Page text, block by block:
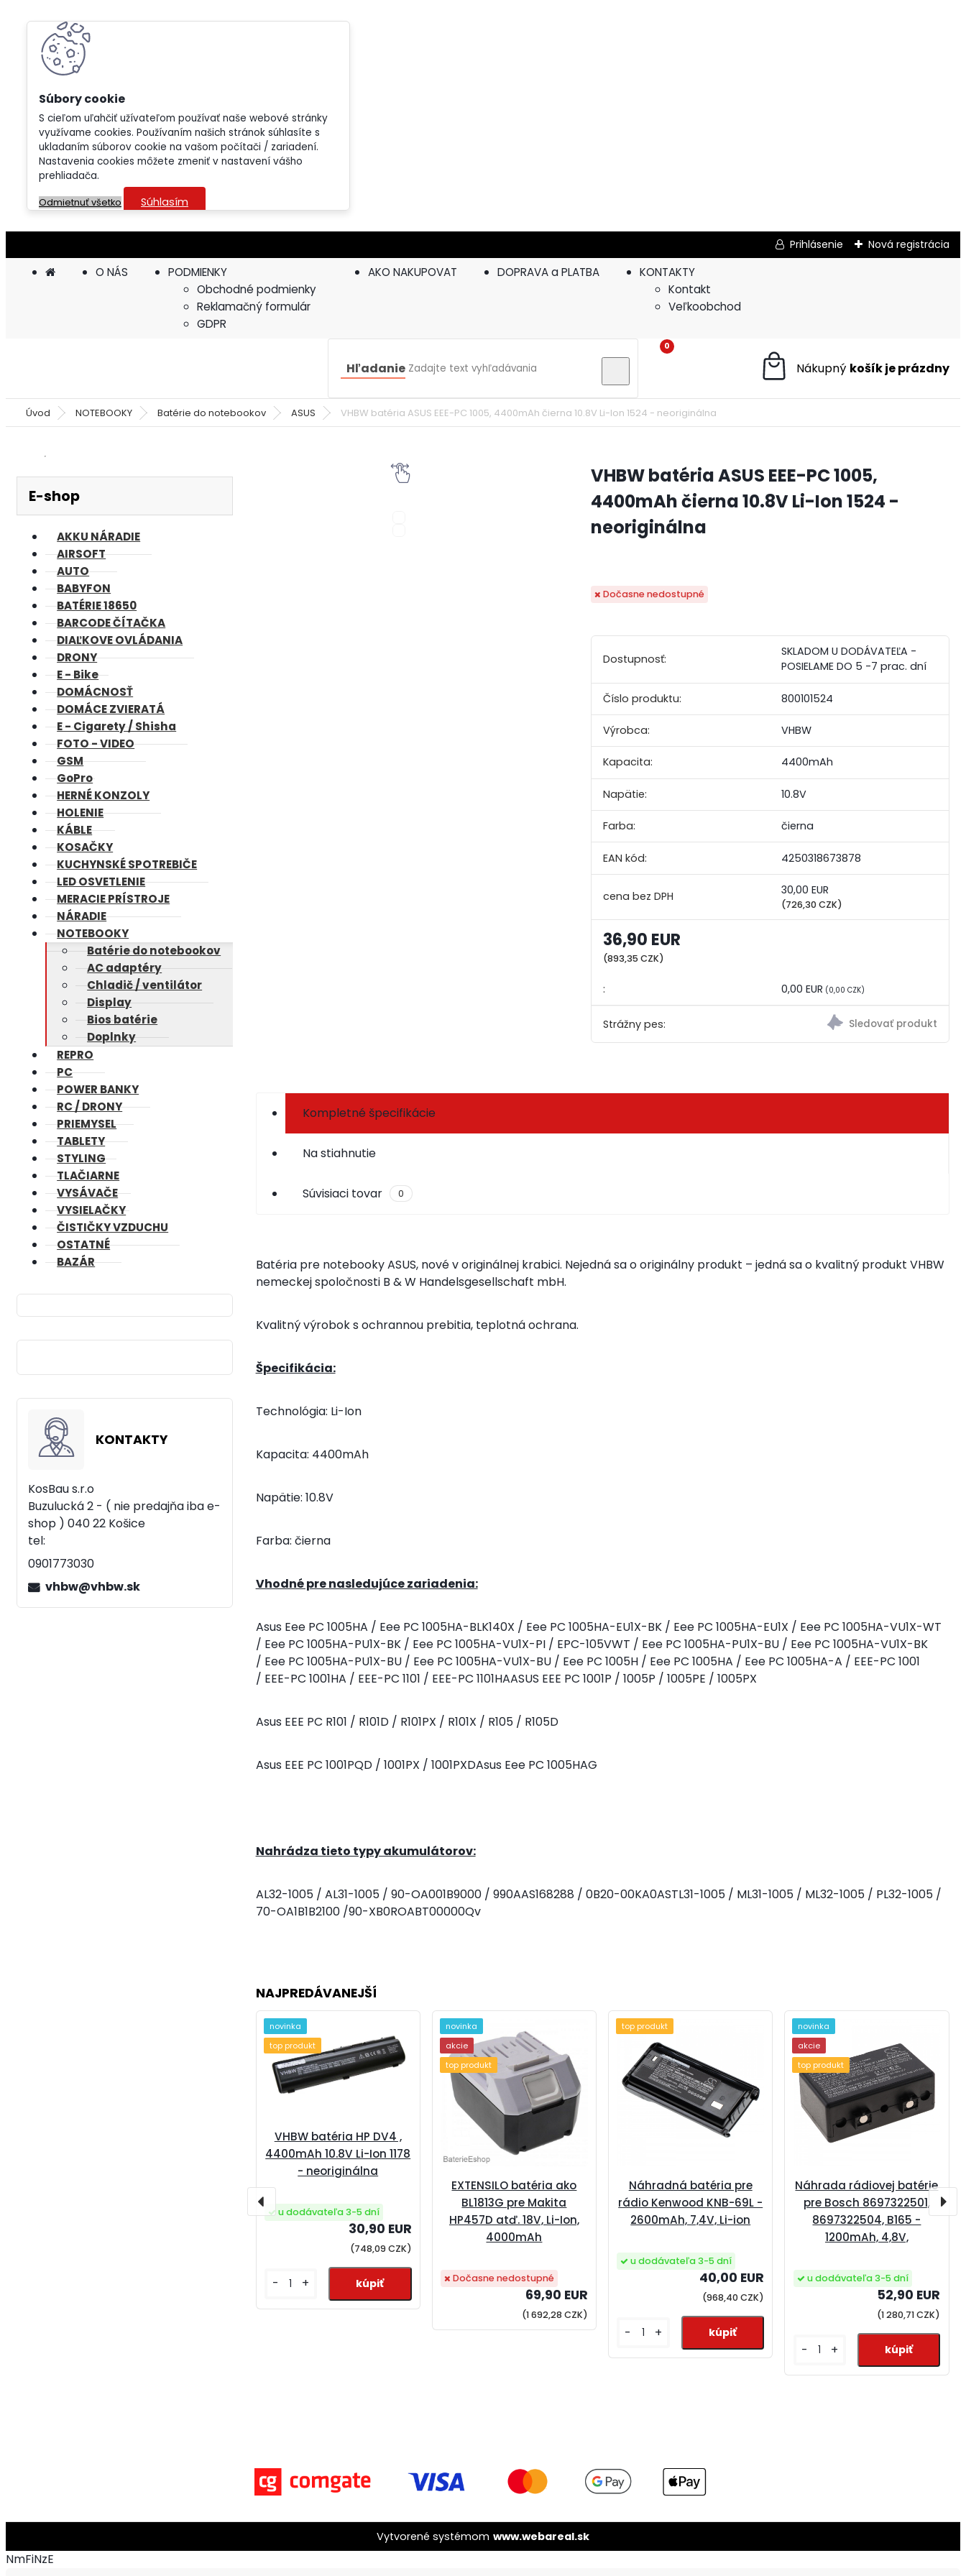
S cieľom uľahčiť užívateľom používať naše webové stránky
využívame cookies. Používaním našich stránok súhlasíte s
ukladaním súborov cookie na vašom počítači / zariadení.
Nastavenia cookies môžete zmeniť v nastavení vášho
prehliadača.
Odmietnuť všetko Súhlasím
Prihlásenie Nová registrácia
O NÁS
PODMIENKY
Obchodné podmienky
Reklamačný formulár
GDPR
AKO NAKUPOVAT DOPRAVA a PLATBA
KONTAKTY
Kontakt
Veľkoobchod
Hľadanie
0
Úvod NOTEBOOKY Batérie do notebookov ASUS VHBW batéria ASUS EEE-PC 1005, 4400mAh čierna 10.8V Li-Ion 1524 - neoriginálna
E-shop
AKKU NÁRADIE
AIRSOFT
AUTO
BABYFON
BATÉRIE 18650
BARCODE ČÍTAČKA
DIAĽKOVE OVLÁDANIA
DRONY
E - Bike
DOMÁCNOSŤ
DOMÁCE ZVIERATÁ
E - Cigarety / Shisha
FOTO - VIDEO
GSM
GoPro
HERNÉ KONZOLY
HOLENIE
KÁBLE
KOSAČKY
KUCHYNSKÉ SPOTREBIČE
LED OSVETLENIE
MERACIE PRÍSTROJE
NÁRADIE
NOTEBOOKY
Batérie do notebookov
AC adaptéry
Chladič / ventilátor
Display
Bios batérie
Doplnky
REPRO
PC
POWER BANKY
RC / DRONY
PRIEMYSEL
TABLETY
STYLING
TLAČIARNE
VYSÁVAČE
VYSIELAČKY
ČISTIČKY VZDUCHU
OSTATNÉ
BAZÁR
KONTAKTY
KosBau s.r.o
Buzulucká 2 - ( nie predajňa iba e-
shop ) 040 22 Košice
tel:
0901773030
vhbw@vhbw.sk
VHBW batéria ASUS EEE-PC 1005,
4400mAh čierna 10.8V Li-Ion 1524 -
neoriginálna
Dočasne nedostupné
Dostupnosť:
SKLADOM U DODÁVATEĽA -
POSIELAME DO 5 -7 prac. dní
Číslo produktu: 800101524
Výrobca: VHBW
Kapacita: 4400mAh
Napätie: 10.8V
Farba: čierna
EAN kód: 4250318673878
30,00 EUR
(726,30 CZK)
36,90 EUR
(893,35 CZK)
: 0,00 EUR (0,00 CZK)
Strážny pes:
Kompletné špecifikácie
Na stiahnutie
Súvisiaci tovar 0
Batéria pre notebooky ASUS, nové v originálnej krabici. Nejedná sa o originálny produkt – jedná sa o kvalitný produkt VHBW
nemeckej spoločnosti B & W Handelsgesellschaft mbH.
Kvalitný výrobok s ochrannou prebitia, teplotná ochrana.
Špecifikácia:
Technológia: Li-Ion
Kapacita: 4400mAh
Napätie: 10.8V
Farba: čierna
Vhodné pre nasledujúce zariadenia:
Asus Eee PC 1005HA / Eee PC 1005HA-BLK140X / Eee PC 1005HA-EU1X-BK / Eee PC 1005HA-EU1X / Eee PC 1005HA-VU1X-WT
/ Eee PC 1005HA-PU1X-BK / Eee PC 1005HA-VU1X-PI / EPC-105VWT / Eee PC 1005HA-PU1X-BU / Eee PC 1005HA-VU1X-BK
/ Eee PC 1005HA-PU1X-BU / Eee PC 1005HA-VU1X-BU / Eee PC 1005H / Eee PC 1005HA / Eee PC 1005HA-A / EEE-PC 1001
/ EEE-PC 1001HA / EEE-PC 1101 / EEE-PC 1101HAASUS EEE PC 1001P / 1005P / 1005PE / 1005PX
Asus EEE PC R101 / R101D / R101PX / R101X / R105 / R105D
Asus EEE PC 1001PQD / 1001PX / 1001PXDAsus Eee PC 1005HAG
Nahrádza tieto typy akumulátorov:
AL32-1005 / AL31-1005 / 90-OA001B9000 / 990AAS168288 / 0B20-00KA0ASTL31-1005 / ML31-1005 / ML32-1005 / PL32-1005 /
70-OA1B1B2100 /90-XB0ROABT00000Qv
NAJPREDÁVANEJŠÍ
VHBW batéria HP DV4 ,
4400mAh 10.8V Li-Ion 1178
- neoriginálna
30,90 EUR
(748,09 CZK)
- +
u dodávateľa 3-5 dní
novinka
top produkt
EXTENSILO batéria ako
BL1813G pre Makita
HP457D atď. 18V, Li-Ion,
4000mAh
69,90 EUR
(1 692,28 CZK)
Dočasne nedostupné
novinka
akcie
top produkt
Náhradná batéria pre
rádio Kenwood KNB-69L -
2600mAh, 7,4V, Li-ion
40,00 EUR
(968,40 CZK)
- +
u dodávateľa 3-5 dní
top produkt
Náhrada rádiovej batérie
pre Bosch 8697322501,
8697322504, B165 -
1200mAh, 4,8V,
52,90 EUR
(1 280,71 CZK)
- +
u dodávateľa 3-5 dní
novinka
akcie
top produkt
Vytvorené systémom www.webareal.sk
NmFiNzE